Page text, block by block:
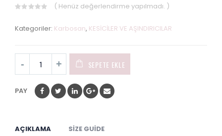
of
( Henüz değerlendirme yapılmadı. )
Kategoriler: Karbosan, KESİCİLER VE AŞINDIRICILAR
SEPETE EKLE
PAY
AÇIKLAMA SIZE GUIDE